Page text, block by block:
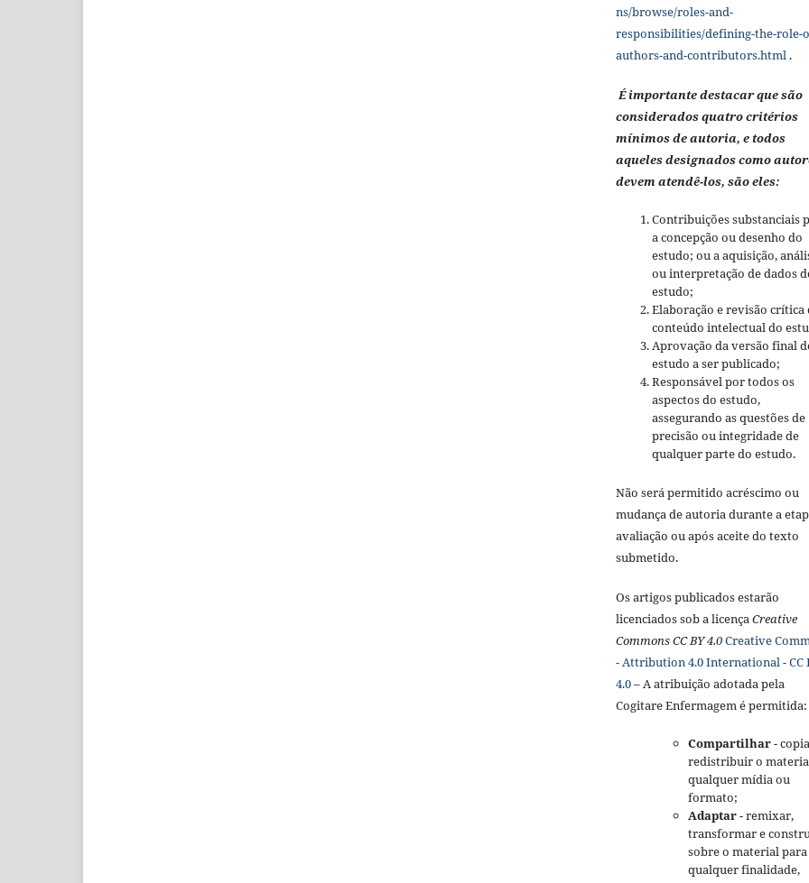
ns/browse/roles-and-
responsibilities/defining-the-role-
authors-and-contributors.html .
É importante destacar que são
considerados quatro critérios
mínimos de autoria, e todos
aqueles designados como
devem atendê-los, são eles:
Contribuições substanciais
a concepção ou desenho do
estudo; ou a aquisição,
ou interpretação de dados
estudo;
Elaboração e revisão crítica
conteúdo intelectual do
Aprovação da versão final
estudo a ser publicado;
Responsável por todos os
aspectos do estudo,
assegurando as questões de
precisão ou integridade de
qualquer parte do estudo.
Não será permitido acréscimo ou
mudança de autoria durante a
avaliação ou após aceite do texto
submetido.
Os artigos publicados estarão
licenciados sob a licença Creative
Commons CC BY 4.0Creative
- Attribution 4.0 International - CC
4.0– A atribuição adotada pela
Cogitare Enfermagem é permitida:
Compartilhar-
redistribuir o
qualquer mídia ou
formato;
Adaptar- remixar,
transformar e
sobre o material para
qualquer finalidade,